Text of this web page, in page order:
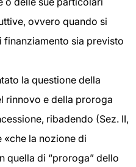
ovvero quando si
sia previsto
la questione della
rinnovo e della proroga
ribadendo (Sez. II,
«che la nozione di
quella di “proroga” dello